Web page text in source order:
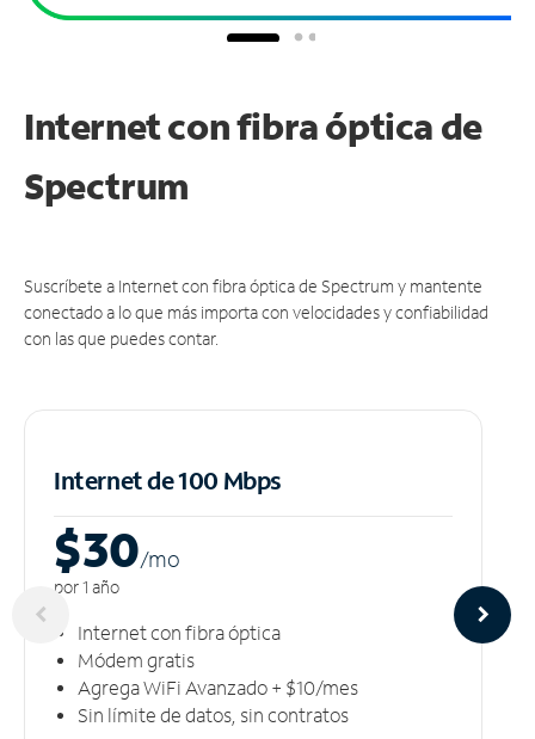
Internet con fibra óptica de
Spectrum
Suscríbete a Internet con fibra óptica de Spectrum y mantente
conectado a lo que más importa con velocidades y confiabilidad
con las que puedes contar.
Internet de 100 Mbps
$30/mo
por 1 año
Internet con fibra óptica
Módem gratis
Agrega WiFi Avanzado + $10/mes
Sin límite de datos, sin contratos